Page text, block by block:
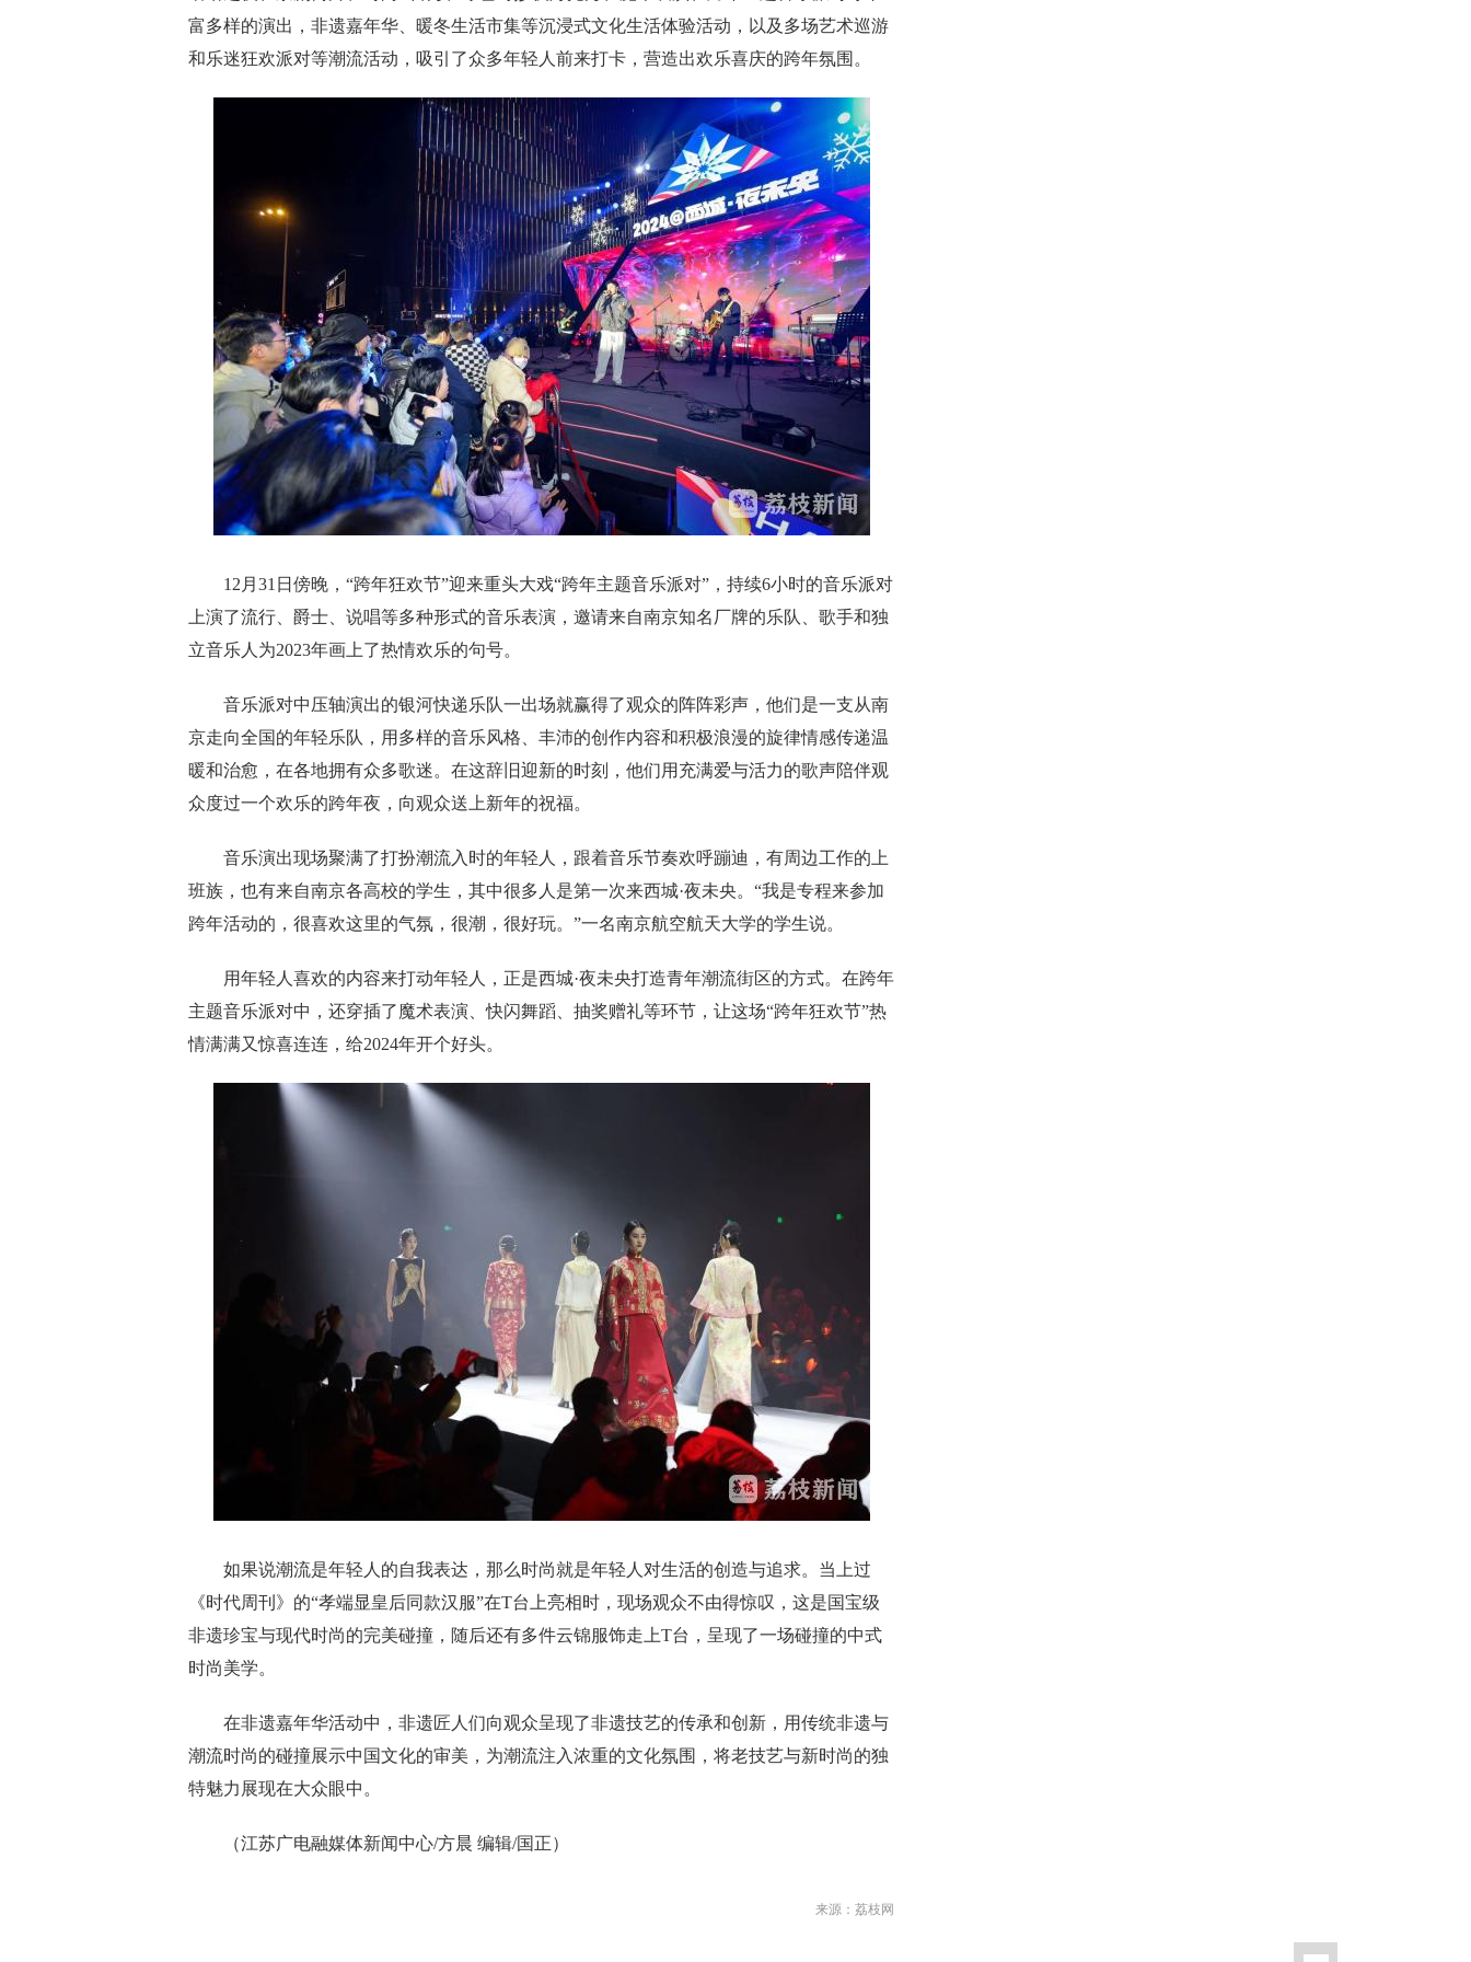
富多样的演出，非遗嘉年华、暖冬生活市集等沉浸式文化生活体验活动，以及多场艺术巡游
和乐迷狂欢派对等潮流活动，吸引了众多年轻人前来打卡，营造出欢乐喜庆的跨年氛围。
12月31日傍晚，“跨年狂欢节”迎来重头大戏“跨年主题音乐派对”，持续6小时的音乐派对
上演了流行、爵士、说唱等多种形式的音乐表演，邀请来自南京知名厂牌的乐队、歌手和独
立音乐人为2023年画上了热情欢乐的句号。
音乐派对中压轴演出的银河快递乐队一出场就赢得了观众的阵阵彩声，他们是一支从南
京走向全国的年轻乐队，用多样的音乐风格、丰沛的创作内容和积极浪漫的旋律情感传递温
暖和治愈，在各地拥有众多歌迷。在这辞旧迎新的时刻，他们用充满爱与活力的歌声陪伴观
众度过一个欢乐的跨年夜，向观众送上新年的祝福。
音乐演出现场聚满了打扮潮流入时的年轻人，跟着音乐节奏欢呼蹦迪，有周边工作的上
班族，也有来自南京各高校的学生，其中很多人是第一次来西城·夜未央。“我是专程来参加
跨年活动的，很喜欢这里的气氛，很潮，很好玩。”一名南京航空航天大学的学生说。
用年轻人喜欢的内容来打动年轻人，正是西城·夜未央打造青年潮流街区的方式。在跨年
主题音乐派对中，还穿插了魔术表演、快闪舞蹈、抽奖赠礼等环节，让这场“跨年狂欢节”热
情满满又惊喜连连，给2024年开个好头。
如果说潮流是年轻人的自我表达，那么时尚就是年轻人对生活的创造与追求。当上过
《时代周刊》的“孝端显皇后同款汉服”在T台上亮相时，现场观众不由得惊叹，这是国宝级
非遗珍宝与现代时尚的完美碰撞，随后还有多件云锦服饰走上T台，呈现了一场碰撞的中式
时尚美学。
在非遗嘉年华活动中，非遗匠人们向观众呈现了非遗技艺的传承和创新，用传统非遗与
潮流时尚的碰撞展示中国文化的审美，为潮流注入浓重的文化氛围，将老技艺与新时尚的独
特魅力展现在大众眼中。
（江苏广电融媒体新闻中心/方晨 编辑/国正）
来源：荔枝网